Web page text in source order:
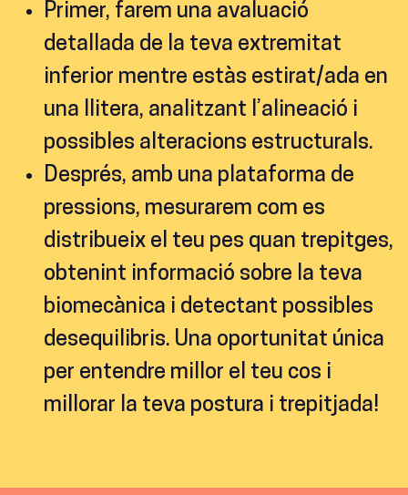
Primer, farem una avaluació
detallada de la teva extremitat
inferior mentre estàs estirat/ada en
una llitera, analitzant l’alineació i
possibles alteracions estructurals.
Després, amb una plataforma de
pressions, mesurarem com es
distribueix el teu pes quan trepitges,
obtenint informació sobre la teva
biomecànica i detectant possibles
desequilibris. Una oportunitat única
per entendre millor el teu cos i
millorar la teva postura i trepitjada!